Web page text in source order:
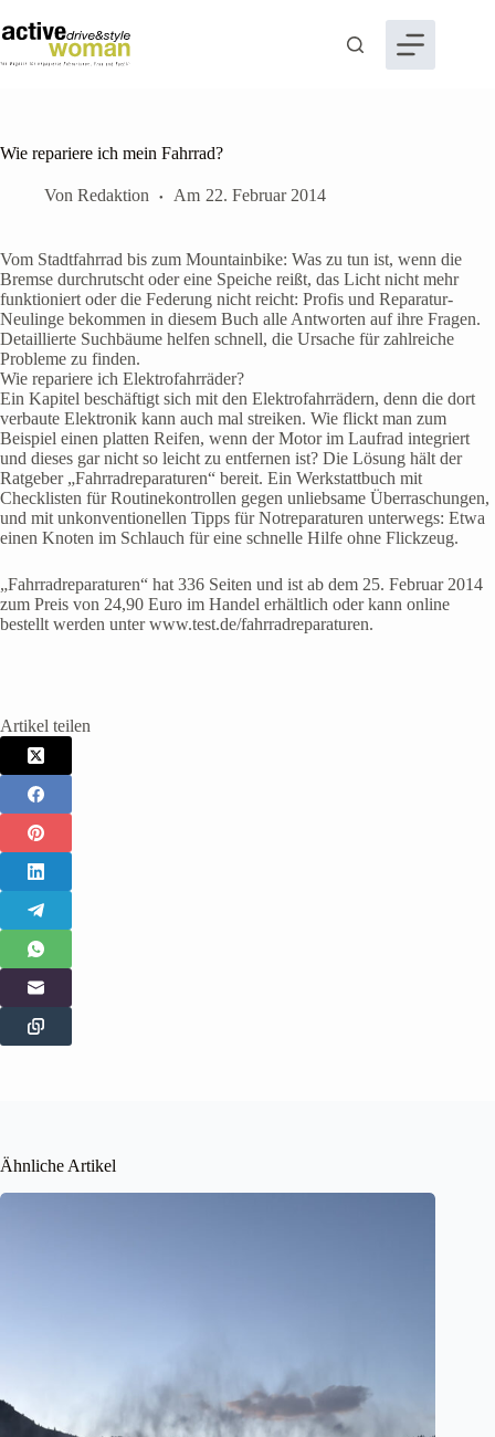
Inhalt
springen
Wie repariere ich mein Fahrrad?
Von Redaktion Am 22. Februar 2014
Vom Stadtfahrrad bis zum Mountainbike: Was zu tun ist, wenn die
Bremse durchrutscht oder eine Speiche reißt, das Licht nicht mehr
funktioniert oder die Federung nicht reicht: Profis und Reparatur-
Neulinge bekommen in diesem Buch alle Antworten auf ihre Fragen.
Detaillierte Suchbäume helfen schnell, die Ursache für zahlreiche
Probleme zu finden.
Wie repariere ich Elektrofahrräder?
Ein Kapitel beschäftigt sich mit den Elektrofahrrädern, denn die dort
verbaute Elektronik kann auch mal streiken. Wie flickt man zum
Beispiel einen platten Reifen, wenn der Motor im Laufrad integriert
und dieses gar nicht so leicht zu entfernen ist? Die Lösung hält der
Ratgeber „Fahrradreparaturen“ bereit. Ein Werkstattbuch mit
Checklisten für Routinekontrollen gegen unliebsame Überraschungen,
und mit unkonventionellen Tipps für Notreparaturen unterwegs: Etwa
einen Knoten im Schlauch für eine schnelle Hilfe ohne Flickzeug.
„Fahrradreparaturen“ hat 336 Seiten und ist ab dem 25. Februar 2014
zum Preis von 24,90 Euro im Handel erhältlich oder kann online
bestellt werden unter www.test.de/fahrradreparaturen.
Artikel teilen
Ähnliche Artikel